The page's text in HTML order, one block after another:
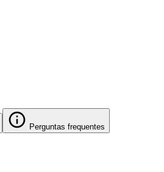
Perguntas frequentes